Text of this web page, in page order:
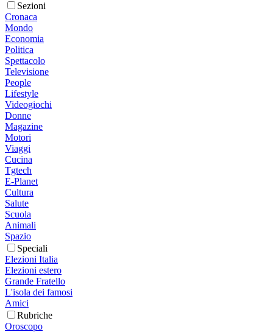
Sezioni
Cronaca
Mondo
Economia
Politica
Spettacolo
Televisione
People
Lifestyle
Videogiochi
Donne
Magazine
Motori
Viaggi
Cucina
Tgtech
E-Planet
Cultura
Salute
Scuola
Animali
Spazio
Speciali
Elezioni Italia
Elezioni estero
Grande Fratello
L'isola dei famosi
Amici
Rubriche
Oroscopo